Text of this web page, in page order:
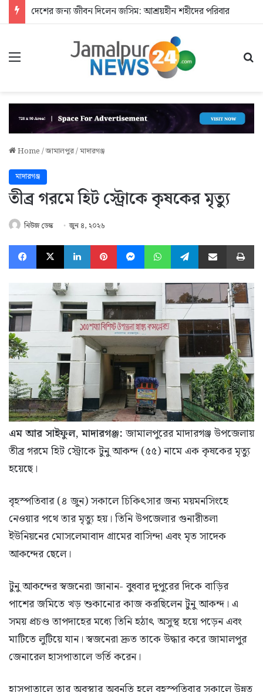
দেশের জন্য জীবন দিলেন জসিম: আশ্রয়হীন শহীদের পরিবার
Menu
Home/জামালপুর/মাদারগঞ্জ
মাদারগঞ্জ
তীব্র গরমে হিট স্ট্রোকে কৃষকের মৃত্যু
নিউজ ডেস্ক জুন ৪, ২০২৬
Facebook
X LinkedInPinterestMessengerWhatsAppTelegramShare via Email
এম আর সাইফুল, মাদারগঞ্জ: জামালপুরের মাদারগঞ্জ উপজেলায়
তীব্র গরমে হিট স্ট্রোকে টুনু আকন্দ (৫৫) নামে এক কৃষকের মৃত্যু
হয়েছে।
বৃহস্পতিবার (৪ জুন) সকালে চিকিৎসার জন্য ময়মনসিংহে
নেওয়ার পথে তার মৃত্যু হয়। তিনি উপজেলার গুনারীতলা
ইউনিয়নের মোসলেমাবাদ গ্রামের বাসিন্দা এবং মৃত সাদেক
আকন্দের ছেলে।
টুনু আকন্দের স্বজনেরা জানান- বুধবার দুপুরের দিকে বাড়ির
পাশের জমিতে খড় শুকানোর কাজ করছিলেন টুনু আকন্দ। এ
সময় প্রচণ্ড তাপদাহের মধ্যে তিনি হঠাৎ অসুস্থ হয়ে পড়েন এবং
মাটিতে লুটিয়ে যান। স্বজনেরা দ্রুত তাকে উদ্ধার করে জামালপুর
জেনারেল হাসপাতালে ভর্তি করেন।